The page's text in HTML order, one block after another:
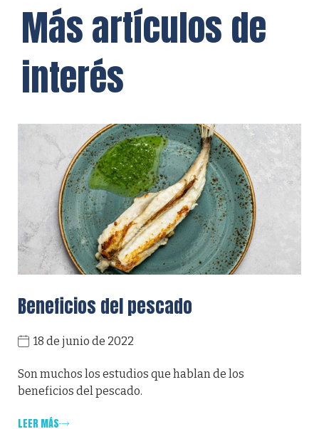
Más artículos de
interés
Beneficios del pescado
18 de junio de 2022
Son muchos los estudios que hablan de los
beneficios del pescado.
LEER MÁS